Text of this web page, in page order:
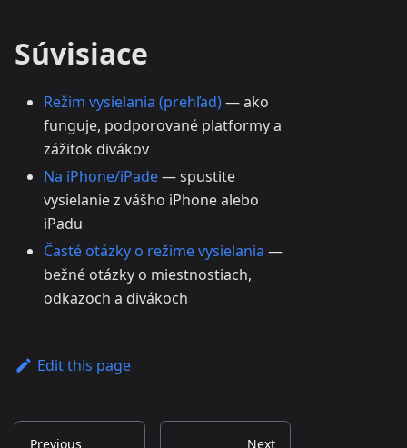
Súvisiace
Režim vysielania (prehľad)— ako
funguje, podporované platformy a
zážitok divákov
Na iPhone/iPade— spustite
vysielanie z vášho iPhone alebo
iPadu
Časté otázky o režime vysielania —
bežné otázky o miestnostiach,
odkazoch a divákoch
Edit this page
Previous Next